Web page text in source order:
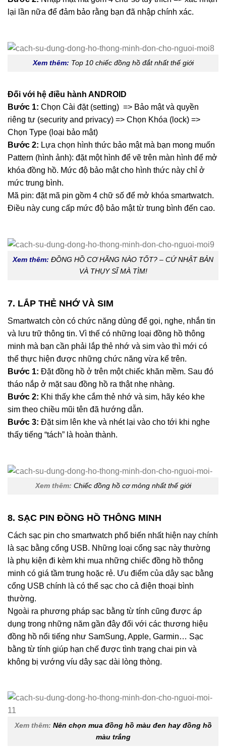
lại lần nữa để đảm bảo rằng bạn đã nhập chính xác.
Xem thêm: Top 10 chiếc đồng hồ đắt nhất thế giới
Đối với hệ điều hành ANDROID
Bước 1: Chọn Cài đặt (setting) => Bảo mật và quyền
riêng tư (security and privacy) => Chọn Khóa (lock) =>
Chọn Type (loại bảo mật)
Bước 2: Lựa chọn hình thức bảo mật mà bạn mong muốn
Pattern (hình ảnh): đặt một hình để vẽ trên màn hình để mở
khóa đồng hồ. Mức độ bảo mật cho hình thức này chỉ ở
mức trung bình.
Mã pin: đặt mã pin gồm 4 chữ số để mở khóa smartwatch.
Điều này cung cấp mức độ bảo mật từ trung bình đến cao.
Xem thêm: ĐỒNG HỒ CƠ HÃNG NÀO TỐT? – CỨ NHẬT BẢN
VÀ THỤY SĨ MÀ TÌM!
7. LẮP THẺ NHỚ VÀ SIM
Smartwatch còn có chức năng dùng để gọi, nghe, nhắn tin
và lưu trữ thông tin. Vì thế có những loại đồng hồ thông
minh mà bạn cần phải lắp thẻ nhớ và sim vào thì mới có
thể thực hiện được những chức năng vừa kể trên.
Bước 1: Đặt đồng hồ ở trên một chiếc khăn mềm. Sau đó
tháo nắp ở mặt sau đồng hồ ra thật nhẹ nhàng.
Bước 2: Khi thấy khe cắm thẻ nhớ và sim, hãy kéo khe
sim theo chiều mũi tên đã hướng dẫn.
Bước 3: Đặt sim lên khe và nhét lại vào cho tới khi nghe
thấy tiếng “tách” là hoàn thành.
Xem thêm: Chiếc đồng hồ cơ mỏng nhất thế giới
8. SẠC PIN ĐỒNG HỒ THÔNG MINH
Cách sạc pin cho smartwatch phổ biến nhất hiện nay chính
là sạc bằng cổng USB. Những loại cổng sạc này thường
là phụ kiện đi kèm khi mua những chiếc đồng hồ thông
minh có giá tầm trung hoặc rẻ. Ưu điểm của dây sạc bằng
cổng USB chính là có thể sạc cho cả điện thoại bình
thường.
Ngoài ra phương pháp sạc bằng từ tính cũng được áp
dụng trong những năm gần đây đối với các thương hiệu
đồng hồ nổi tiếng như SamSung, Apple, Garmin… Sạc
bằng từ tính giúp hạn chế được tình trạng chai pin và
không bị vướng víu dây sạc dài lòng thòng.
Xem thêm: Nên chọn mua đồng hồ màu đen hay đồng hồ
màu trắng